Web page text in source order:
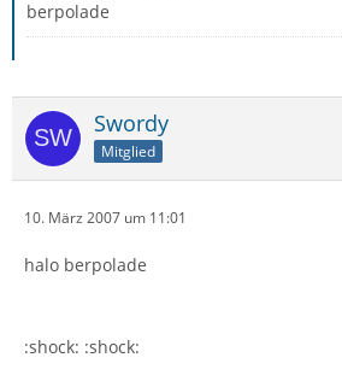
berpolade
Swordy
Mitglied
10. März 2007 um 11:01
halo berpolade
:shock: :shock: